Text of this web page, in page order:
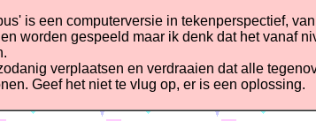
is een computerversie in tekenperspectief,
worden gespeeld maar ik denk dat het vanaf
verplaatsen en verdraaien dat alle
Geef het niet te vlug op, er is een oplossing.